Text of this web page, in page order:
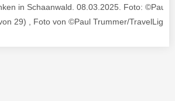
in Schaanwald. 08.03.2025. Foto: ©Paul
29) , Foto von ©Paul Trummer/